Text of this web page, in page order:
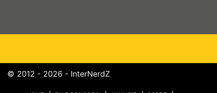
© 2012 - 2026 - InterNerdZ